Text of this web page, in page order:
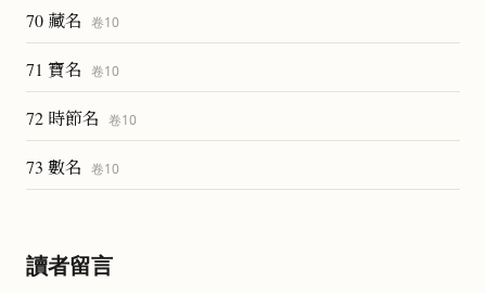
70 藏名 卷10
71 寶名 卷10
72 時節名 卷10
73 數名 卷10
讀者留言